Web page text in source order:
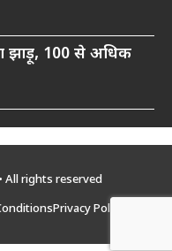
झाड़ू, 100 से अधिक
All rights reserved
Privacy Policy